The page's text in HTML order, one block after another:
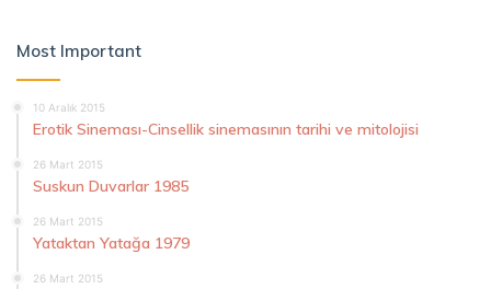
Most Important
10 Aralık 2015
Erotik Sineması-Cinsellik sinemasının tarihi ve mitolojisi
26 Mart 2015
Suskun Duvarlar 1985
26 Mart 2015
Yataktan Yatağa 1979
26 Mart 2015